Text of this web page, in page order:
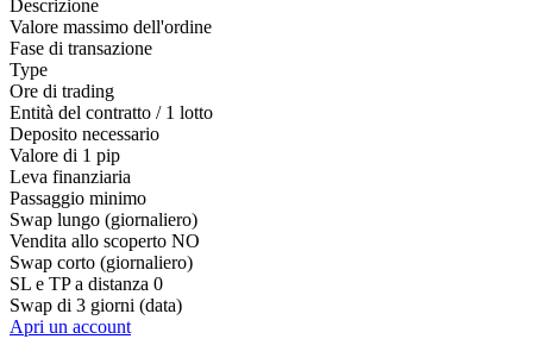
Descrizione
Valore massimo dell'ordine
Fase di transazione
Type
Ore di trading
Entità del contratto / 1 lotto
Deposito necessario
Valore di 1 pip
Leva finanziaria
Passaggio minimo
Swap lungo (giornaliero)
Vendita allo scoperto NO
Swap corto (giornaliero)
SL e TP a distanza 0
Swap di 3 giorni (data)
Apri un account